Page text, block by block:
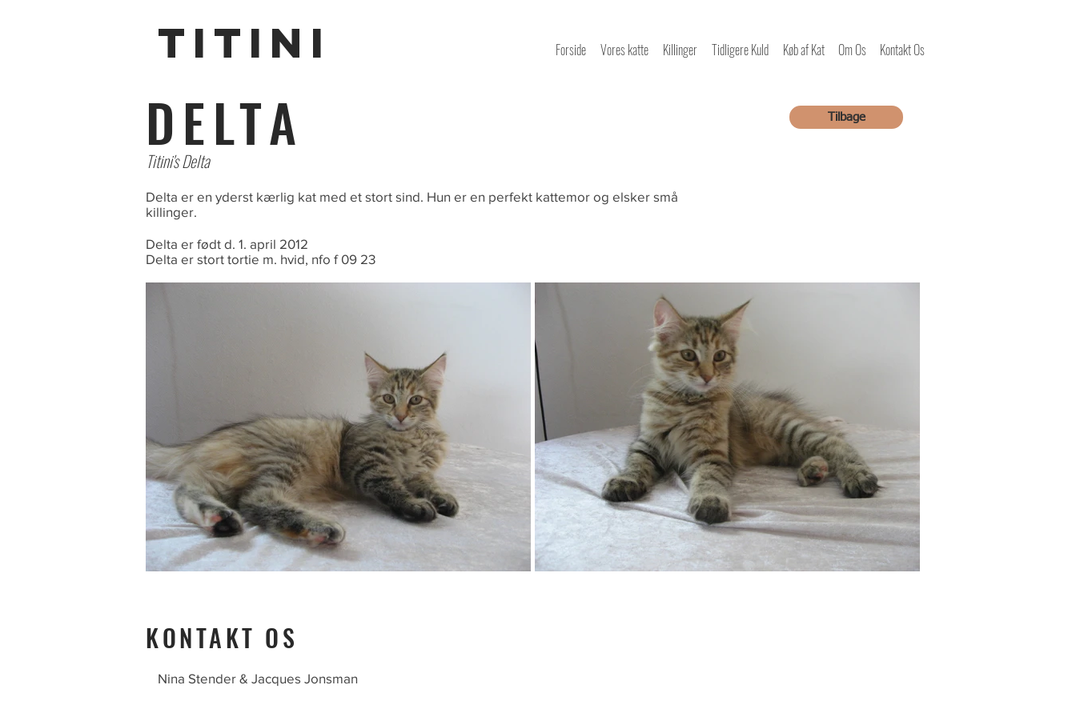
TITINI Forside Vores katte Killinger Tidligere Kuld Køb af Kat Om Os Kontakt Os
DELTA Tilbage
Titini's Delta
Delta er en yderst kærlig kat med et stort sind. Hun er en perfekt kattemor og elsker små
killinger.
Delta er født d. 1. april 2012
Delta er stort tortie m. hvid, nfo f 09 23
KONTAKT OS
Nina Stender & Jacques Jonsman